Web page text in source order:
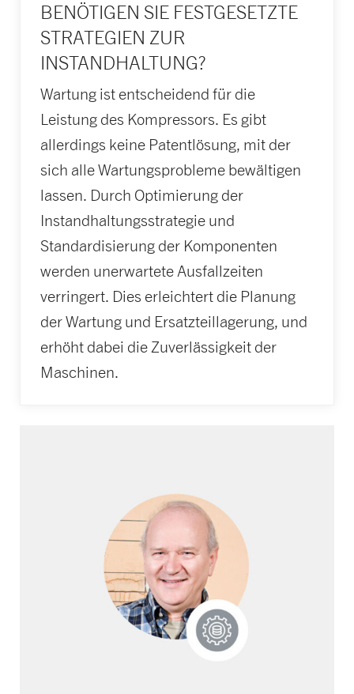
BENÖTIGEN SIE FESTGESETZTE
STRATEGIEN ZUR
INSTANDHALTUNG?
Wartung ist entscheidend für die
Leistung des Kompressors. Es gibt
allerdings keine Patentlösung, mit der
sich alle Wartungsprobleme bewältigen
lassen. Durch Optimierung der
Instandhaltungs­strategie und
Standardisierung der Komponenten
werden unerwartete Ausfallzeiten
verringert. Dies erleichtert die Planung
der Wartung und Ersatzteillagerung, und
erhöht dabei die Zuverlässigkeit der
Maschinen.